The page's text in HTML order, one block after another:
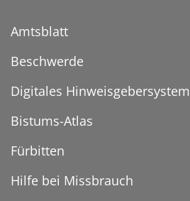
Amtsblatt
Beschwerde
Digitales Hinweisgebersystem
Bistums-Atlas
Fürbitten
Hilfe bei Missbrauch